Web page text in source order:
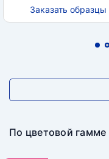
Заказать образцы
По цветовой гамме